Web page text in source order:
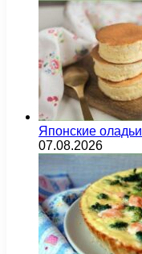
Японские оладьи
07.08.2026